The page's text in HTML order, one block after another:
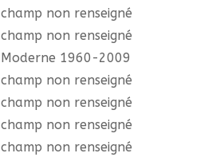
champ non renseigné
champ non renseigné
Moderne 1960-2009
champ non renseigné
champ non renseigné
champ non renseigné
champ non renseigné